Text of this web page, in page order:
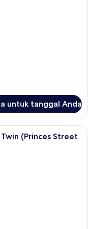
untuk tanggal Anda
Standar, 2 Tempat
(Princes Street